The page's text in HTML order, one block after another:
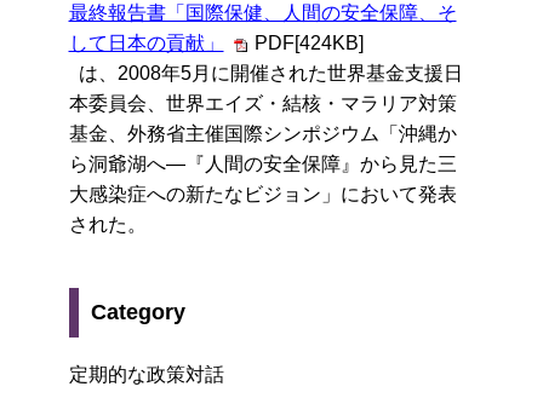
最終報告書「国際保健、人間の安全保障、そ
して日本の貢献」
PDF[424KB]
は、2008年5月に開催された世界基金支援日
本委員会、世界エイズ・結核・マラリア対策
基金、外務省主催国際シンポジウム「沖縄か
ら洞爺湖へ―『人間の安全保障』から見た三
大感染症への新たなビジョン」において発表
された。
Category
定期的な政策対話